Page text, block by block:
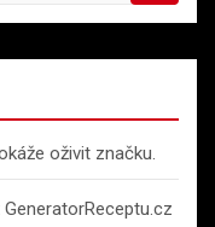
oživit značku.